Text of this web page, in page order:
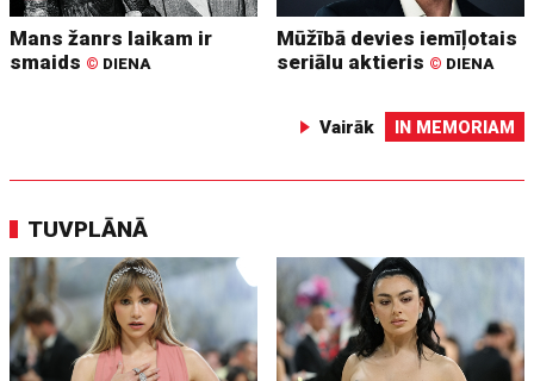
Mans žanrs laikam ir
smaids © DIENA
Mūžībā devies iemīļotais
seriālu aktieris © DIENA
Vairāk IN MEMORIAM
TUVPLĀNĀ